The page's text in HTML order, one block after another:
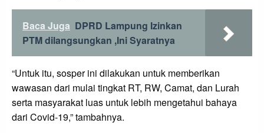
Baca Juga DPRD Lampung Izinkan
PTM dilangsungkan ,Ini Syaratnya
“Untuk itu, sosper ini dilakukan untuk memberikan
wawasan dari mulai tingkat RT, RW, Camat, dan Lurah
serta masyarakat luas untuk lebih mengetahui bahaya
dari Covid-19,” tambahnya.